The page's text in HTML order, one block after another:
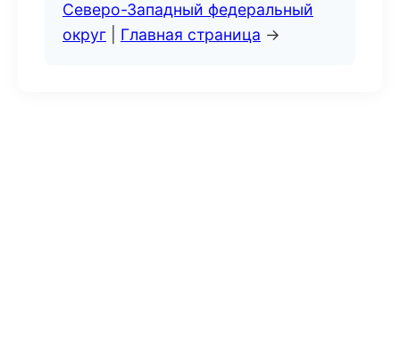
Северо-Западный федеральный
округ
Главная страница →